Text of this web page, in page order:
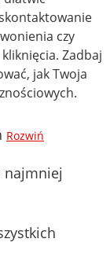
czy
Zadbaj
jak Twoja
Rozwiń
najmniej